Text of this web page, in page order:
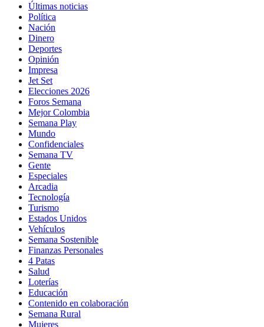
Últimas noticias
Política
Nación
Dinero
Deportes
Opinión
Impresa
Jet Set
Elecciones 2026
Foros Semana
Mejor Colombia
Semana Play
Mundo
Confidenciales
Semana TV
Gente
Especiales
Arcadia
Tecnología
Turismo
Estados Unidos
Vehículos
Semana Sostenible
Finanzas Personales
4 Patas
Salud
Loterías
Educación
Contenido en colaboración
Semana Rural
Mujeres